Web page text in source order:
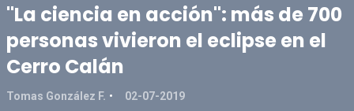
"La ciencia en acción": más de 700
personas vivieron el eclipse en el
Cerro Calán
Tomas González F. 02-07-2019